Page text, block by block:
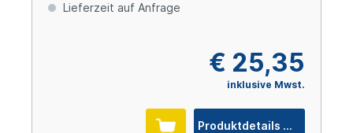
Lieferzeit auf Anfrage
€ 25,35
inklusive Mwst.
Produktdetails